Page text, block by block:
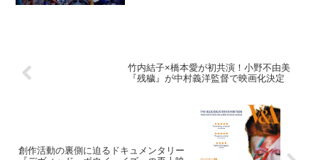
竹内結子×橋本愛が初共演！小野不由美
『残穢』が中村義洋監督で映画化決定
創作活動の裏側に迫るドキュメンタリー